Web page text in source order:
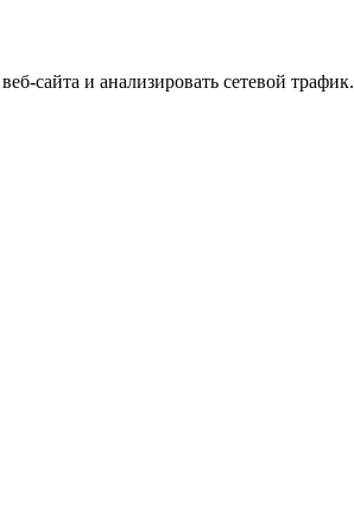
сайта и анализировать сетевой трафик.